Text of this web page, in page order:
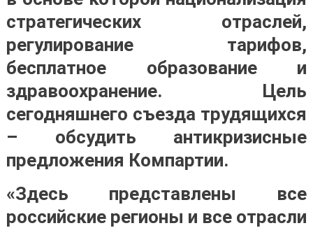
стратегических отраслей,
регулирование тарифов,
бесплатное образование и
здравоохранение. Цель
сегодняшнего съезда трудящихся
– обсудить антикризисные
предложения Компартии.
«Здесь представлены все
российские регионы и все отрасли